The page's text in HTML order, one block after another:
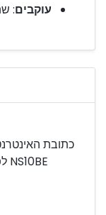
עוקבים
NS10BE לפי התבנית